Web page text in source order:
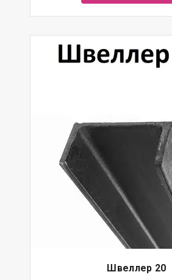
Швеллер 20